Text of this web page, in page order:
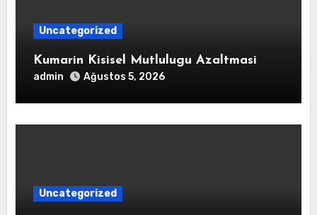
Uncategorized
Kumarin Kisisel Mutlulugu Azaltmasi
admin Ağustos 5, 2026
Uncategorized